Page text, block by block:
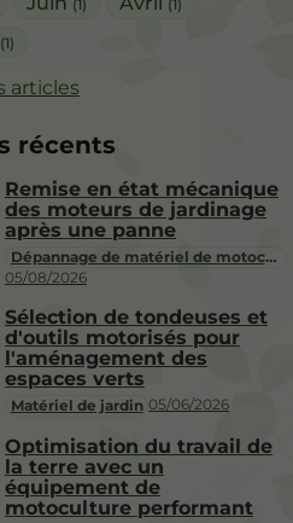
(1) (1)
(1)
articles
récents
Dépannage de matériel de motoculture
05/08/2026
Remise en état mécanique
des moteurs de jardinage
après une panne
Matériel de jardin 05/06/2026
Sélection de tondeuses et
d'outils motorisés pour
l'aménagement des
espaces verts
Optimisation du travail de
la terre avec un
équipement de
motoculture performant